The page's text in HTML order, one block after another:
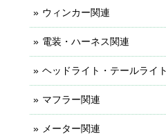
ウィンカー関連
電装・ハーネス関連
ヘッドライト・テールライ
マフラー関連
メーター関連